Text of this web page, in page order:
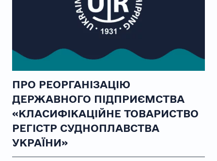
ПРО РЕОРГАНІЗАЦІЮ
ДЕРЖАВНОГО ПІДПРИЄМСТВА
«КЛАСИФІКАЦІЙНЕ ТОВАРИСТВО
РЕГІСТР СУДНОПЛАВСТВА
УКРАЇНИ»